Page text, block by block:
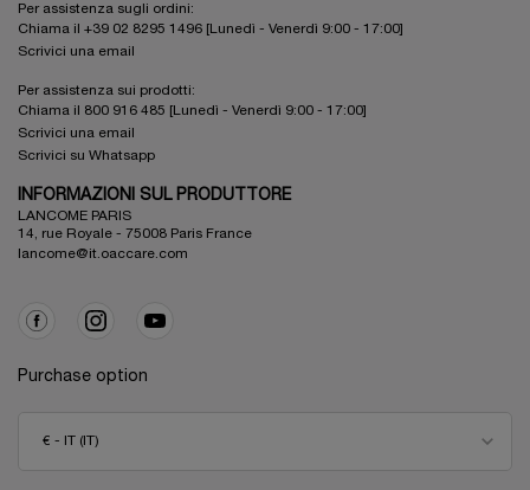
Per assistenza sugli ordini:
Chiama il +39 02 8295 1496 [Lunedì - Venerdì 9:00 - 17:00]
Scrivici una email
Per assistenza sui prodotti:
Chiama il 800 916 485 [Lunedì - Venerdì 9:00 - 17:00]
Scrivici una email
Scrivici su Whatsapp
INFORMAZIONI SUL PRODUTTORE
LANCOME PARIS
14, rue Royale - 75008 Paris France
lancome@it.oaccare.com
Purchase option
€ - IT (IT)